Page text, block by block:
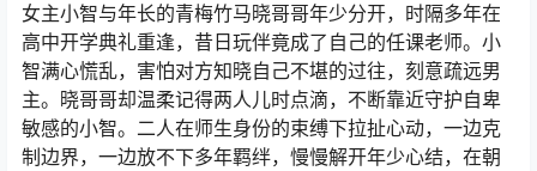
女主小智与年长的青梅竹马晓哥哥年少分开，时隔多年在
高中开学典礼重逢，昔日玩伴竟成了自己的任课老师。小
智满心慌乱，害怕对方知晓自己不堪的过往，刻意疏远男
主。晓哥哥却温柔记得两人儿时点滴，不断靠近守护自卑
敏感的小智。二人在师生身份的束缚下拉扯心动，一边克
制边界，一边放不下多年羁绊，慢慢解开年少心结，在朝